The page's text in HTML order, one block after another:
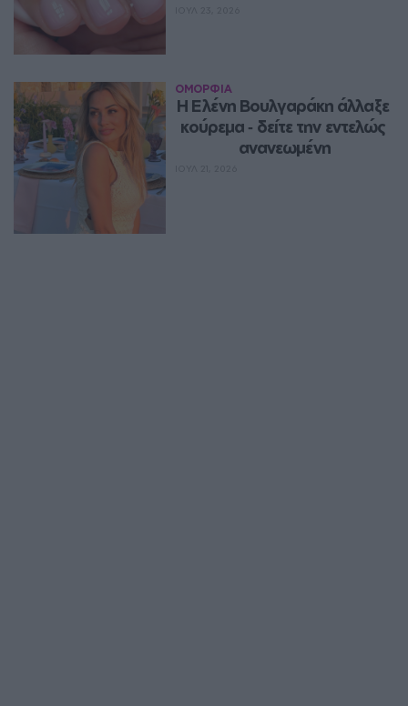
ΟΜΟΡΦΙΑ
Η Ελένη Βουλγαράκη άλλαξε
κούρεμα ‑ δείτε την εντελώς
ανανεωμένη